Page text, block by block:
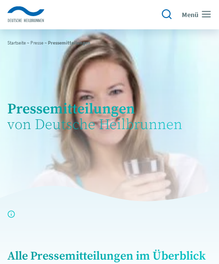
Menü
Startseite~ Presse~Pressemitteilungen
Pressemitteilungen
von Deutsche Heilbrunnen
Alle Pressemitteilungen im Überblick